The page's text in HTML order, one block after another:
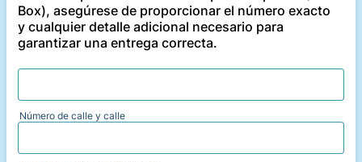
Box), asegúrese de proporcionar el número exacto
y cualquier detalle adicional necesario para
garantizar una entrega correcta.
Número de calle y calle